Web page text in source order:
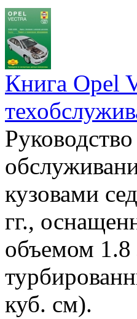
Книга Opel
кузовами
гг.,
объемом
куб. см).